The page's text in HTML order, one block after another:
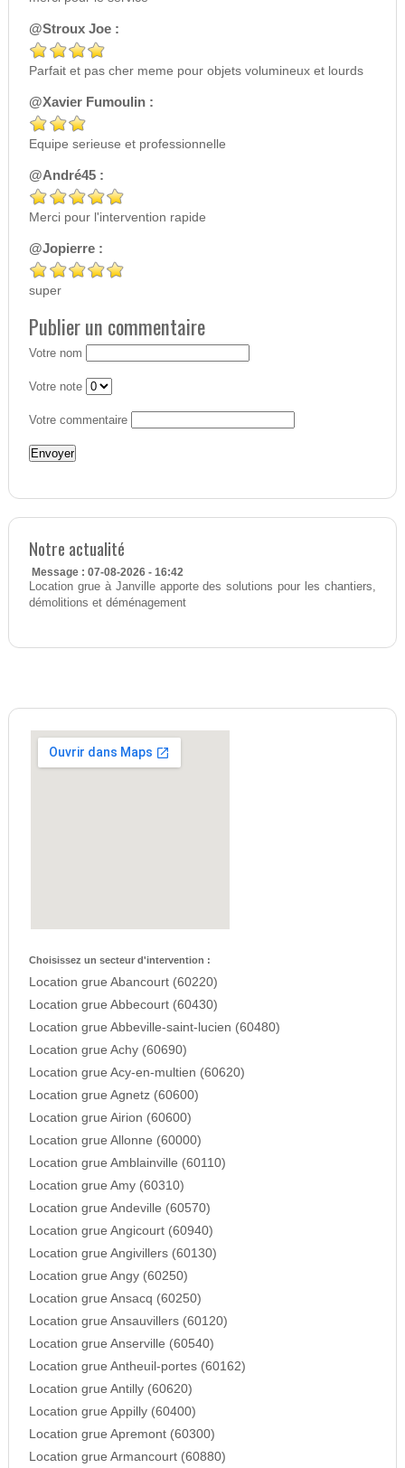
@Stroux Joe :
Parfait et pas cher meme pour objets volumineux et lourds
@Xavier Fumoulin :
Equipe serieuse et professionnelle
@André45 :
Merci pour l'intervention rapide
@Jopierre :
super
Publier un commentaire
Votre nom
Votre note
Votre commentaire
Notre actualité
Message : 07-08-2026 - 16:42
Location grue à Janville apporte des solutions pour les chantiers,
démolitions et déménagement
Choisissez un secteur d'intervention :
Location grue Abancourt (60220)
Location grue Abbecourt (60430)
Location grue Abbeville-saint-lucien (60480)
Location grue Achy (60690)
Location grue Acy-en-multien (60620)
Location grue Agnetz (60600)
Location grue Airion (60600)
Location grue Allonne (60000)
Location grue Amblainville (60110)
Location grue Amy (60310)
Location grue Andeville (60570)
Location grue Angicourt (60940)
Location grue Angivillers (60130)
Location grue Angy (60250)
Location grue Ansacq (60250)
Location grue Ansauvillers (60120)
Location grue Anserville (60540)
Location grue Antheuil-portes (60162)
Location grue Antilly (60620)
Location grue Appilly (60400)
Location grue Apremont (60300)
Location grue Armancourt (60880)